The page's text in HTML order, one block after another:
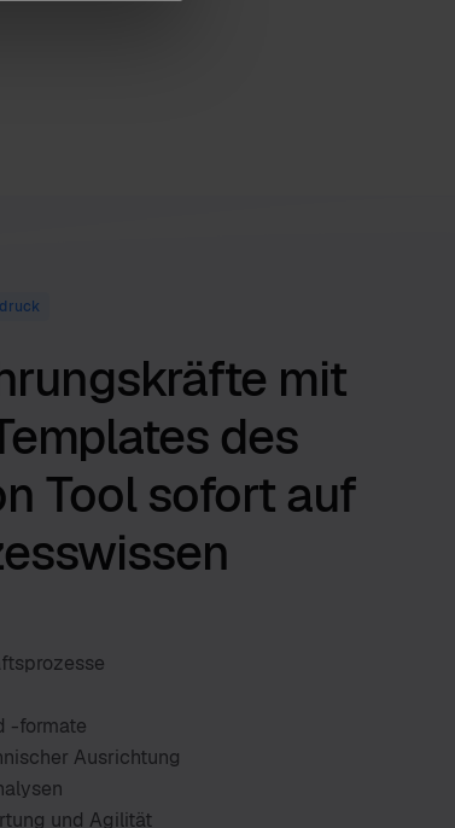
mit
des
Tool sofort auf
-formate
Ausrichtung
und Agilität